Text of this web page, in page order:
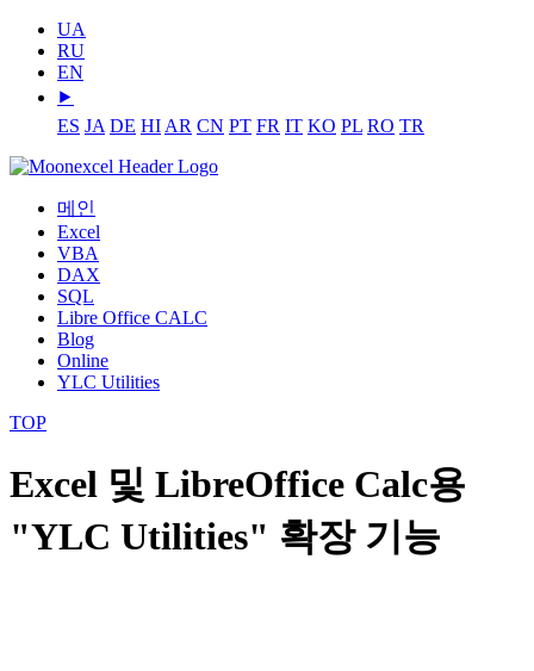
UA
RU
EN
⯈
ES JA DE HI AR CN PT FR IT KO PL RO TR
메인
Excel
VBA
DAX
SQL
Libre Office CALC
Blog
Online
YLC Utilities
TOP
Excel 및 LibreOffice Calc용
"YLC Utilities" 확장 기능